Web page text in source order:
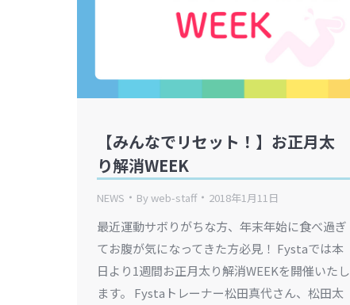
【みんなでリセット！】お正月太
り解消WEEK
NEWS Byweb-staff 2018年1月11日
最近運動サボりがちな方、年末年始に食べ過ぎ
てお腹が気になってきた方必見！ Fystaでは本
日より1週間お正月太り解消WEEKを開催いたし
ます。 Fystaトレーナー松田真代さん、松田太